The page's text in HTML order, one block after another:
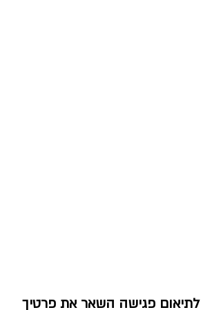
לתיאום פגישה השאר את פרטיך